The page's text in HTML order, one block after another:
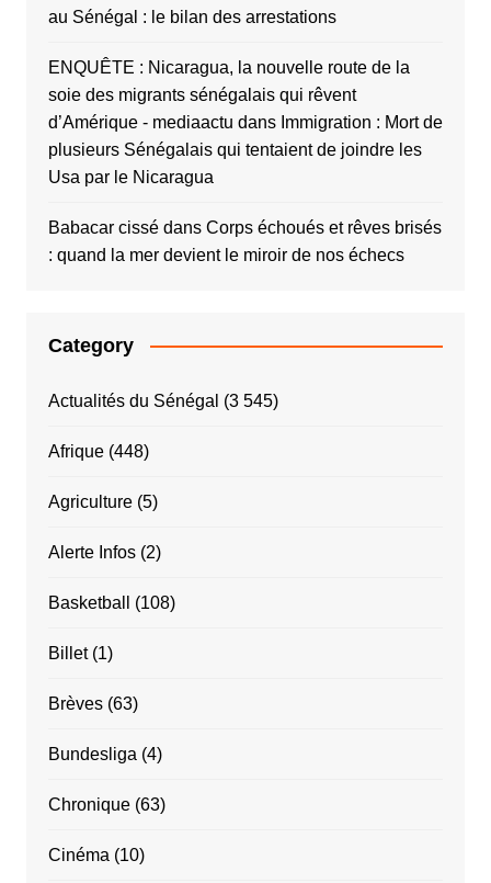
au Sénégal : le bilan des arrestations
ENQUÊTE : Nicaragua, la nouvelle route de la
soie des migrants sénégalais qui rêvent
d’Amérique - mediaactu dans Immigration : Mort de
plusieurs Sénégalais qui tentaient de joindre les
Usa par le Nicaragua
Babacar cissédans Corps échoués et rêves brisés
: quand la mer devient le miroir de nos échecs
Category
Actualités du Sénégal (3 545)
Afrique(448)
Agriculture(5)
Alerte Infos(2)
Basketball (108)
Billet(1)
Brèves(63)
Bundesliga (4)
Chronique(63)
Cinéma (10)